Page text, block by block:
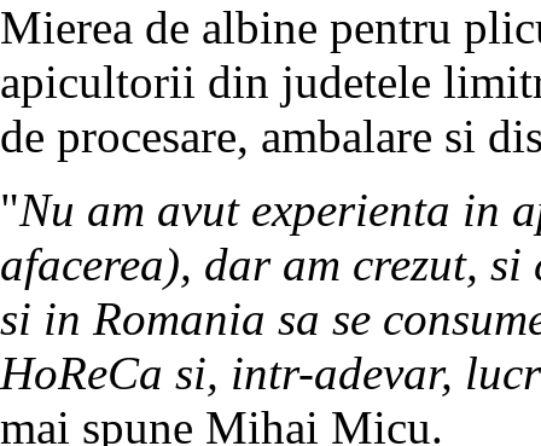
Mierea de albine pentru
apicultorii din judetele
de procesare, ambalare si
"Nu am avut experienta in
afacerea), dar am crezut,
si in Romania sa se
HoReCa si, intr-adevar,
mai spune Mihai Micu.